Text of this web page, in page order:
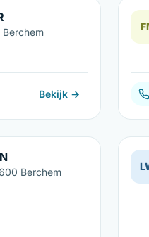
Bekijk →
Berchem